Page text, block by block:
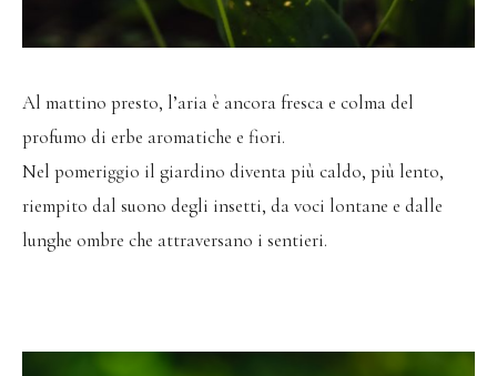
Al mattino presto, l’aria è ancora fresca e colma del
profumo di erbe aromatiche e fiori.
Nel pomeriggio il giardino diventa più caldo, più lento,
riempito dal suono degli insetti, da voci lontane e dalle
lunghe ombre che attraversano i sentieri.